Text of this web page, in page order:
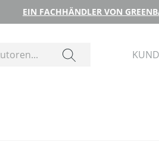
EIN FACHHÄNDLER VON